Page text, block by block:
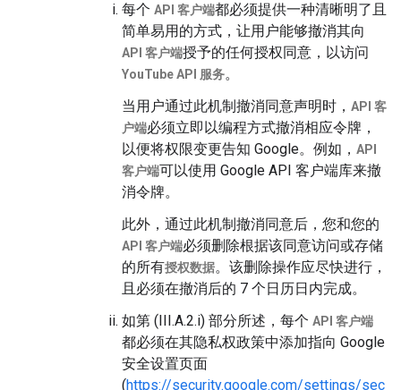
每个 API 客户端都必须提供一种清晰明了且
简单易用的方式，让用户能够撤消其向
API 客户端授予的任何授权同意，以访问
YouTube API 服务。
当用户通过此机制撤消同意声明时， API 客
户端必须立即以编程方式撤消相应令牌，
以便将权限变更告知 Google。例如， API
客户端可以使用 Google API 客户端库来撤
消令牌。
此外，通过此机制撤消同意后，您和您的
API 客户端必须删除根据该同意访问或存储
的所有授权数据。该删除操作应尽快进行，
且必须在撤消后的 7 个日历日内完成。
如第 (III.A.2.i) 部分所述，每个 API 客户端
都必须在其隐私权政策中添加指向 Google
安全设置页面
(https://security.google.com/settings/sec